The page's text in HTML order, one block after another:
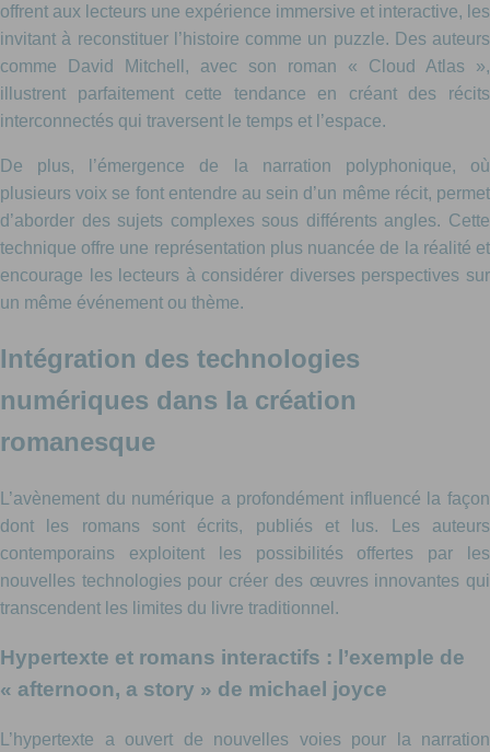
offrent aux lecteurs une expérience immersive et interactive, les
invitant à reconstituer l’histoire comme un puzzle. Des auteurs
comme David Mitchell, avec son roman « Cloud Atlas »,
illustrent parfaitement cette tendance en créant des récits
interconnectés qui traversent le temps et l’espace.
De plus, l’émergence de la narration polyphonique, où
plusieurs voix se font entendre au sein d’un même récit, permet
d’aborder des sujets complexes sous différents angles. Cette
technique offre une représentation plus nuancée de la réalité et
encourage les lecteurs à considérer diverses perspectives sur
un même événement ou thème.
Intégration des technologies
numériques dans la création
romanesque
L’avènement du numérique a profondément influencé la façon
dont les romans sont écrits, publiés et lus. Les auteurs
contemporains exploitent les possibilités offertes par les
nouvelles technologies pour créer des œuvres innovantes qui
transcendent les limites du livre traditionnel.
Hypertexte et romans interactifs : l’exemple de
« afternoon, a story » de michael joyce
L’hypertexte a ouvert de nouvelles voies pour la narration